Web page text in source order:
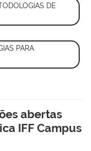
DE
PARA
abertas
IFF Campus